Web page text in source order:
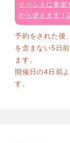
イベントに参加
から使えます！
予約をされた後
を含まない5日
ます。
開催日の4日前
す。